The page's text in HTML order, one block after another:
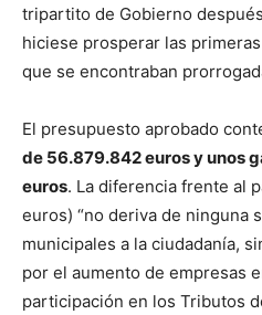
tripartito de Gobierno
hiciese prosperar las
que se encontraban
El presupuesto aprobado
de 56.879.842 euros y unos
euros. La diferencia frente al
euros) “no deriva de ninguna
municipales a la ciudadanía,
por el aumento de empresas
participación en los Tributos